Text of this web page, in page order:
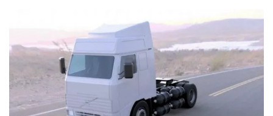
Nos chroniques
Inscrivez-vous à l'infolettre
Employeurs